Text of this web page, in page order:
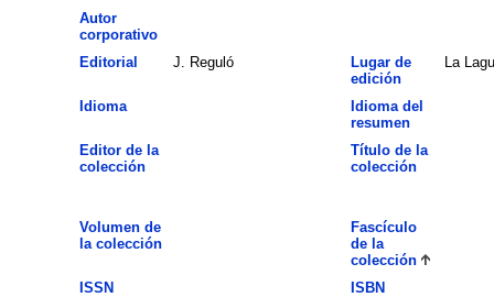
Autor
corporativo
Editorial
J. Reguló
Lugar de
edición
La
Idioma
Idioma del
resumen
Editor de la
colección
Título de la
colección
Volumen de
la colección
Fascículo
de la
colección
ISSN
ISBN